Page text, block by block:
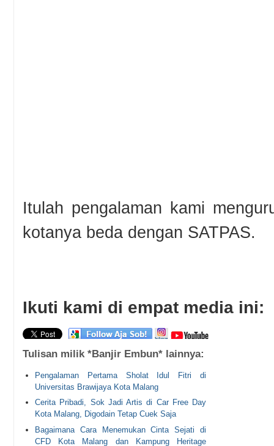
Itulah pengalaman kami
kotanya beda dengan SATPAS.
Ikuti kami di empat media ini:
Tulisan milik *Banjir Embun* lainnya:
Pengalaman Pertama Sholat Idul Fitri di
Universitas Brawijaya Kota Malang
Cerita Pribadi, Sok Jadi Artis di Car Free Day
Kota Malang, Digodain Tetap Cuek Saja
Bagaimana Cara Menemukan Cinta Sejati di
CFD Kota Malang dan Kampung Heritage